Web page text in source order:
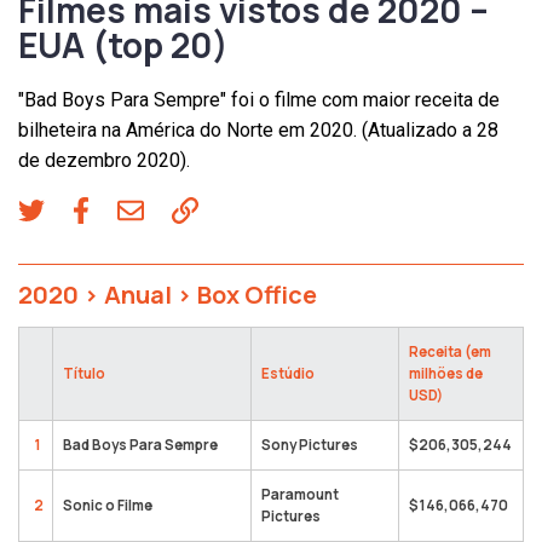
EUA (top 20)
"Bad Boys Para Sempre" foi o filme com maior receita de
bilheteira na América do Norte em 2020. (Atualizado a 28
de dezembro 2020).
2020 > Anual > Box Office
Título Estúdio
Receita (em
milhões de
USD)
1 Bad Boys Para Sempre Sony Pictures $206,305,244
2 Sonic o Filme
Paramount
Pictures
$146,066,470